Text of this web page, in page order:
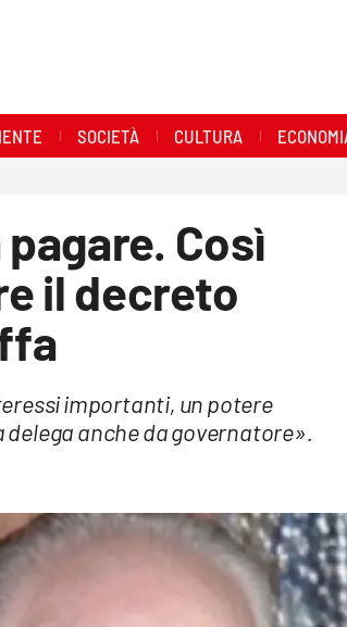
SOCIETÀ CULTURA
Così
il decreto
importanti, un potere
anche da governatore».